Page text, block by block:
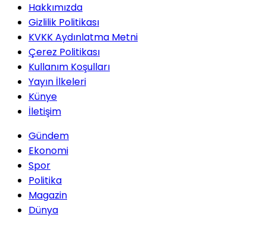
Hakkımızda
Gizlilik Politikası
KVKK Aydınlatma Metni
Çerez Politikası
Kullanım Koşulları
Yayın İlkeleri
Künye
İletişim
Gündem
Ekonomi
Spor
Politika
Magazin
Dünya